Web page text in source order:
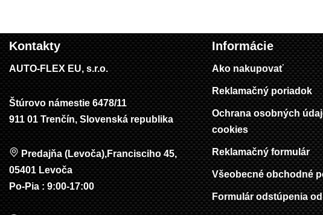
Kontakty
AUTO-FLEX EU, s.r.o.
Štúrovo námestie 6478/11
911 01 Trenčín, Slovenská republika
Predajňa (Levoča),Francisciho 45,
05401 Levoča
Po-Pia : 9:00-17:00
Informácie
Ako nakupovať
Reklamačný poriadok
Ochrana osobných
cookies
Reklamačný formulár
Všeobecné obchodné
Formulár odstúpenia